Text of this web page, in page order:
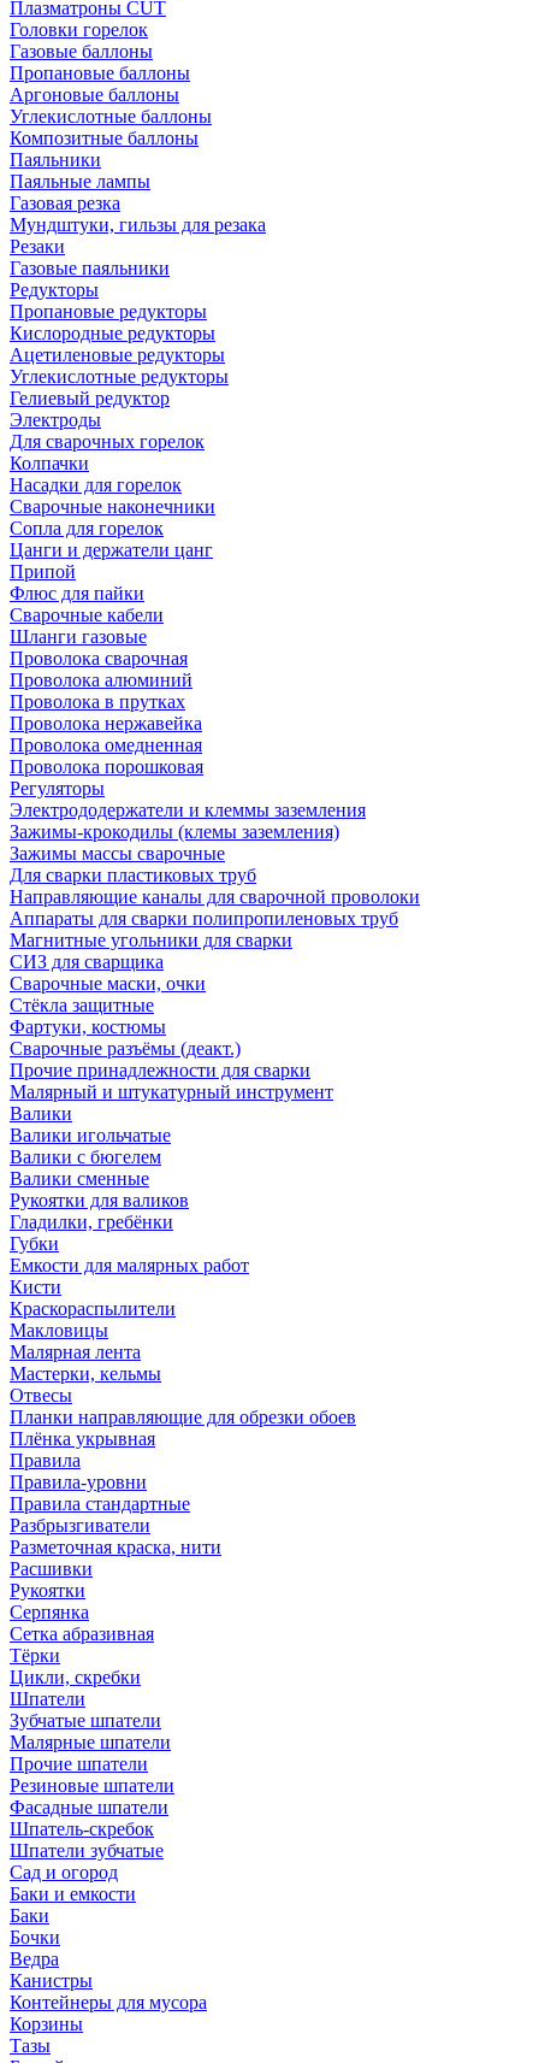
Плазматроны CUT
Головки горелок
Газовые баллоны
Пропановые баллоны
Аргоновые баллоны
Углекислотные баллоны
Композитные баллоны
Паяльники
Паяльные лампы
Газовая резка
Мундштуки, гильзы для резака
Резаки
Газовые паяльники
Редукторы
Пропановые редукторы
Кислородные редукторы
Ацетиленовые редукторы
Углекислотные редукторы
Гелиевый редуктор
Электроды
Для сварочных горелок
Колпачки
Насадки для горелок
Сварочные наконечники
Сопла для горелок
Цанги и держатели цанг
Припой
Флюс для пайки
Сварочные кабели
Шланги газовые
Проволока сварочная
Проволока алюминий
Проволока в прутках
Проволока нержавейка
Проволока омедненная
Проволока порошковая
Регуляторы
Электрододержатели и клеммы заземления
Зажимы-крокодилы (клемы заземления)
Зажимы массы сварочные
Для сварки пластиковых труб
Направляющие каналы для сварочной проволоки
Аппараты для сварки полипропиленовых труб
Магнитные угольники для сварки
СИЗ для сварщика
Сварочные маски, очки
Стёкла защитные
Фартуки, костюмы
Сварочные разъёмы (деакт.)
Прочие принадлежности для сварки
Малярный и штукатурный инструмент
Валики
Валики игольчатые
Валики с бюгелем
Валики сменные
Рукоятки для валиков
Гладилки, гребёнки
Губки
Емкости для малярных работ
Кисти
Краскораспылители
Макловицы
Малярная лента
Мастерки, кельмы
Отвесы
Планки направляющие для обрезки обоев
Плёнка укрывная
Правила
Правила-уровни
Правила стандартные
Разбрызгиватели
Разметочная краска, нити
Расшивки
Рукоятки
Серпянка
Сетка абразивная
Тёрки
Цикли, скребки
Шпатели
Зубчатые шпатели
Малярные шпатели
Прочие шпатели
Резиновые шпатели
Фасадные шпатели
Шпатель-скребок
Шпатели зубчатые
Сад и огород
Баки и емкости
Баки
Бочки
Ведра
Канистры
Контейнеры для мусора
Корзины
Тазы